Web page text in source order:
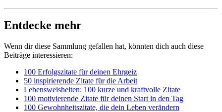
Entdecke mehr
Wenn dir diese Sammlung gefallen hat, könnten dich auch diese
Beiträge interessieren:
100 Erfolgszitate für deinen Ehrgeiz
50 inspirierende Zitate für die Arbeit
Lebensweisheiten: 100 kurze und kraftvolle Zitate
100 motivierende Zitate für deinen Start in den Tag
100 Gewohnheitszitate, die dein Leben verändern